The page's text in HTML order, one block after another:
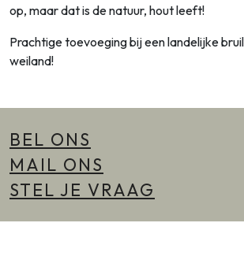
op, maar dat is de natuur, hout leeft!
Prachtige toevoeging bij een landelijke
weiland!
BEL ONS
MAIL ONS
STEL JE VRAAG